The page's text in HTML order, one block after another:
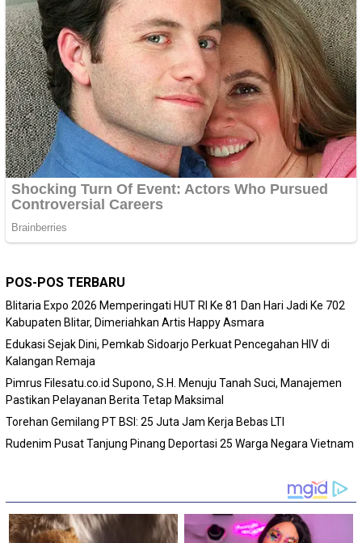
POS-POS TERBARU
Blitaria Expo 2026 Memperingati HUT RI Ke 81 Dan Hari Jadi Ke 702
Kabupaten Blitar, Dimeriahkan Artis Happy Asmara
Edukasi Sejak Dini, Pemkab Sidoarjo Perkuat Pencegahan HIV di
Kalangan Remaja
Pimrus Filesatu.co.id Supono, S.H. Menuju Tanah Suci, Manajemen
Pastikan Pelayanan Berita Tetap Maksimal
Torehan Gemilang PT BSI: 25 Juta Jam Kerja Bebas LTI
Rudenim Pusat Tanjung Pinang Deportasi 25 Warga Negara Vietnam